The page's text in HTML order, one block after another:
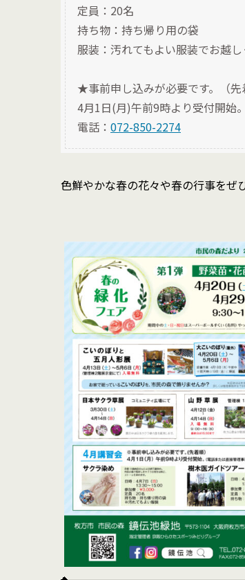
定員：20名
持ち物：持ち帰り用の袋
服装：汚れてもよい服装でお越
★事前申し込みが必要です。（先
4月1日(月)午前9時より受付開始
電話： 072-850-2274
色鮮やかな春の花々や春の行事をぜ